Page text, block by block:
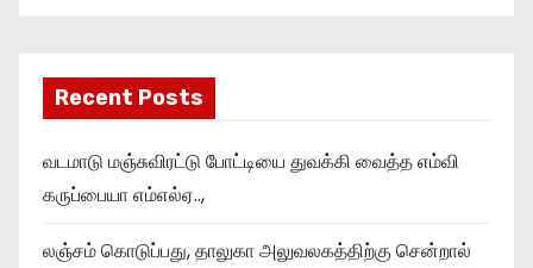
Recent Posts
வடமாடு மஞ்சுவிரட்டு போட்டியை துவக்கி வைத்த எம்வி
கருப்பையா எம்எல்ஏ..,
லஞ்சம் கொடுப்பது, தாலுகா அலுவலகத்திற்கு சென்றால்